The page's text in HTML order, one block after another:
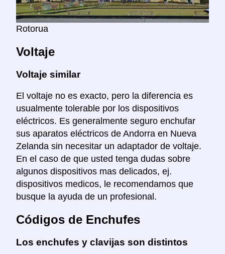
Rotorua
Voltaje
Voltaje similar
El voltaje no es exacto, pero la diferencia es
usualmente tolerable por los dispositivos
eléctricos. Es generalmente seguro enchufar
sus aparatos eléctricos de Andorra en Nueva
Zelanda sin necesitar un adaptador de voltaje.
En el caso de que usted tenga dudas sobre
algunos dispositivos mas delicados, ej.
dispositivos medicos, le recomendamos que
busque la ayuda de un profesional.
Códigos de Enchufes
Los enchufes y clavijas son distintos